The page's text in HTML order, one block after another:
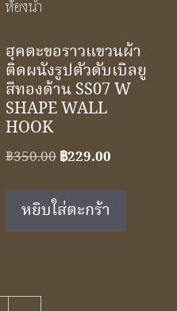
ฮุคตะขอราวแขวนผ้า
ติดผนังรูปตัวดับเบิลยู
สีทองด้าน SS07 W
SHAPE WALL
HOOK
฿350.00 Original
was:
฿350.00.
฿229.00Current
หยิบใส่ตะกร้า